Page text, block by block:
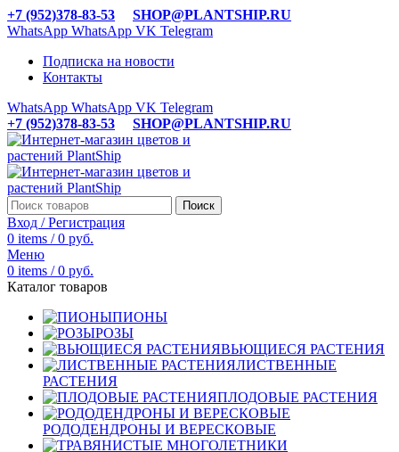
+7 (952)378-83-53
SHOP@PLANTSHIP.RU
WhatsApp WhatsApp VK Telegram
Подписка на новости
Контакты
WhatsApp WhatsApp VK Telegram
+7 (952)378-83-53
SHOP@PLANTSHIP.RU
Поиск
Вход / Регистрация
0 items / 0 руб.
Меню
0 items / 0 руб.
Каталог товаров
ПИОНЫ
РОЗЫ
ВЬЮЩИЕСЯ РАСТЕНИЯ
ЛИСТВЕННЫЕ
РАСТЕНИЯ
ПЛОДОВЫЕ РАСТЕНИЯ
РОДОДЕНДРОНЫ И ВЕРЕСКОВЫЕ